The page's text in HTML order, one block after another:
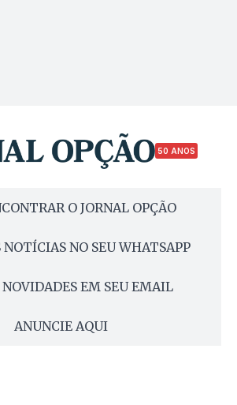
50 ANOS
O JORNAL OPÇÃO
NOTÍCIAS NO SEU WHATSAPP
NOVIDADES EM SEU EMAIL
ANUNCIE AQUI